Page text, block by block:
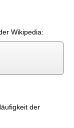
Wikipedia:
der